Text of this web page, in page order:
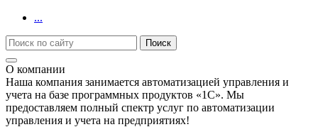
...
О компании
Наша компания занимается автоматизацией управления и
учета на базе программных продуктов «1С». Мы
предоставляем полный спектр услуг по автоматизации
управления и учета на предприятиях!